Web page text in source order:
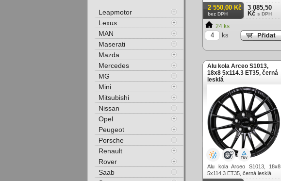
(zátěžová)
2 550,00 Kč
bez DPH
3 085,50
Kč s DPH
24 ks
ks
Alu kola Arceo S1013,
18x8 5x114.3 ET35, černá
lesklá
Alu kola Arceo S1013, 18x8
5x114.3 ET35, černá lesklá
Leapmotor
Lexus
MAN
Maserati
Mazda
Mercedes
MG
Mini
Mitsubishi
Nissan
Opel
Peugeot
Porsche
Renault
Rover
Saab